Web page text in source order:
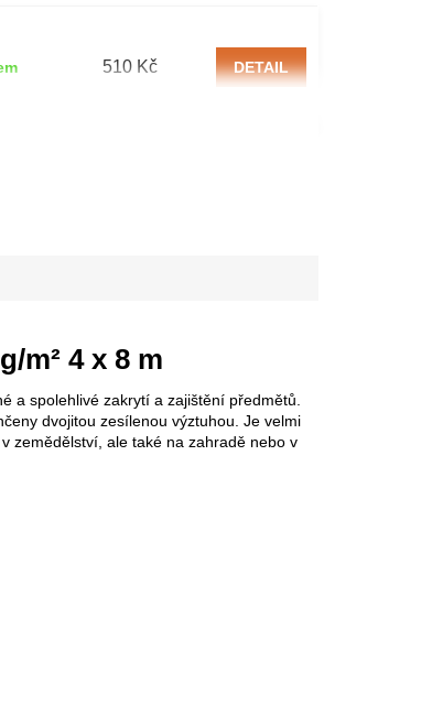
510 Kč DETAIL
m² 4 x 8 m
a spolehlivé zakrytí a zajištění předmětů.
dvojitou zesílenou výztuhou. Je velmi
zemědělství, ale také na zahradě nebo v